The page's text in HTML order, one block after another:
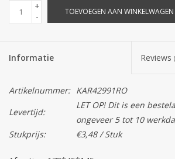
+
-
TOEVOEGEN AAN WINKELWAGEN
Informatie Reviews
Artikelnummer: KAR42991RO
Levertijd:
LET OP! Dit is een
ongeveer 5 tot 10
Stukprijs:
€3,48 / Stuk